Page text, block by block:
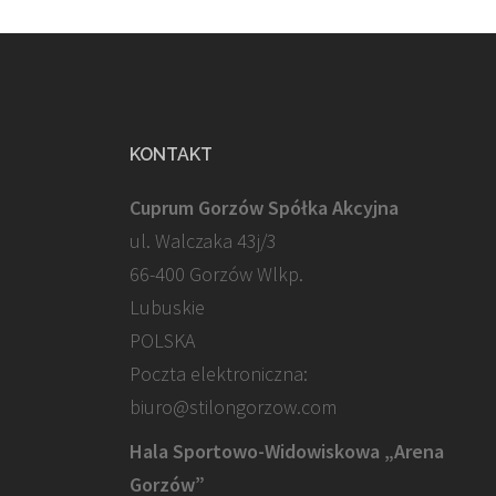
KONTAKT
Cuprum Gorzów Spółka Akcyjna
ul. Walczaka 43j/3
66-400 Gorzów Wlkp.
Lubuskie
POLSKA
Poczta elektroniczna:
biuro@stilongorzow.com
Hala Sportowo-Widowiskowa „Arena
Gorzów”